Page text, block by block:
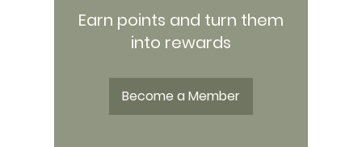
Earn points and turn them
into rewards
Become a Member